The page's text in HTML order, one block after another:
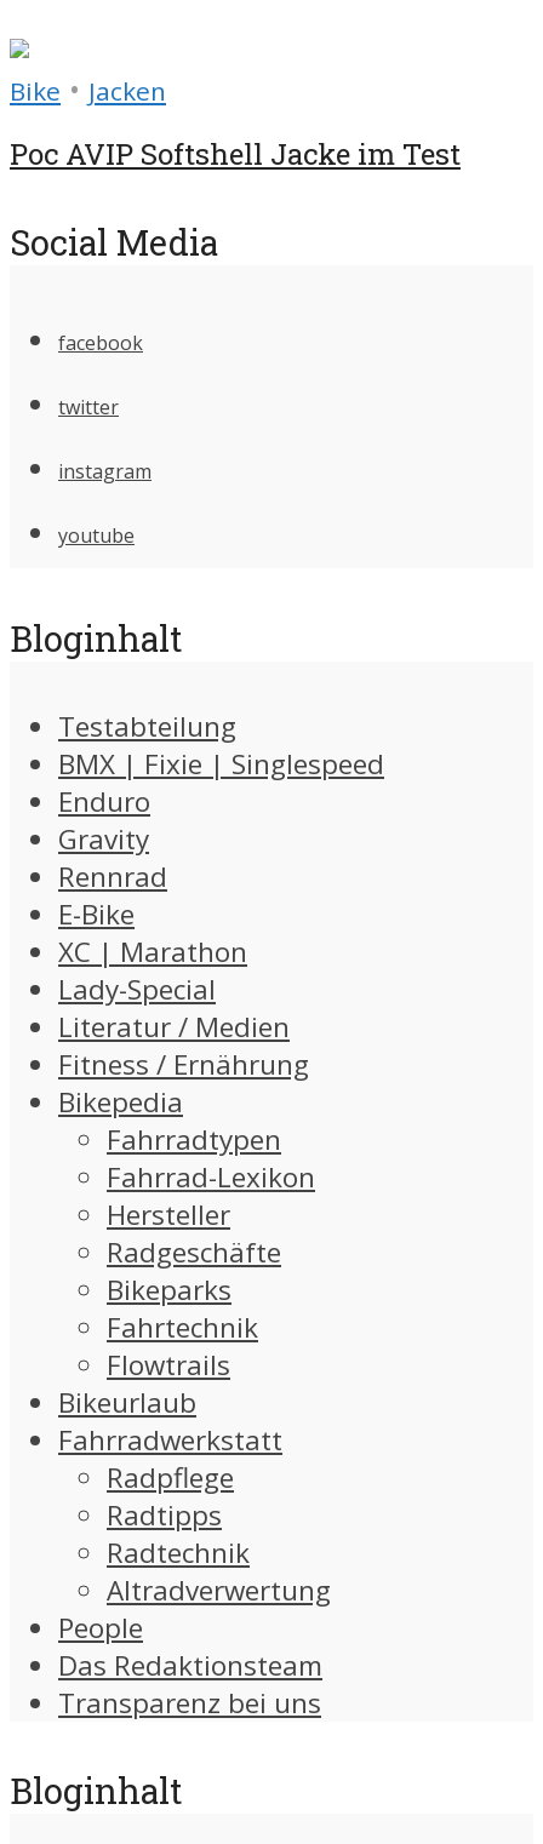
Bike • Jacken
Poc AVIP Softshell Jacke im Test
Social Media
facebook
twitter
instagram
youtube
Bloginhalt
Testabteilung
BMX | Fixie | Singlespeed
Enduro
Gravity
Rennrad
E-Bike
XC | Marathon
Lady-Special
Literatur / Medien
Fitness / Ernährung
Bikepedia
Fahrradtypen
Fahrrad-Lexikon
Hersteller
Radgeschäfte
Bikeparks
Fahrtechnik
Flowtrails
Bikeurlaub
Fahrradwerkstatt
Radpflege
Radtipps
Radtechnik
Altradverwertung
People
Das Redaktionsteam
Transparenz bei uns
Bloginhalt